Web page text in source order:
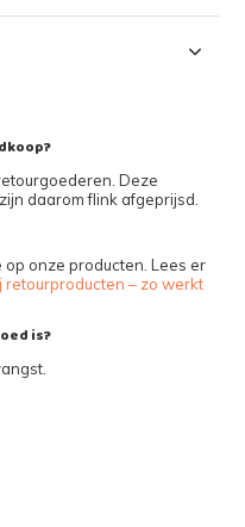
Deze
daarom flink afgeprijsd.
onze producten. Lees er
retourproducten – zo werkt
is?